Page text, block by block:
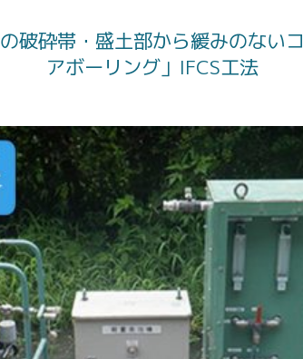
破砕帯・盛土部から緩みのない
アボーリング」IFCS工法